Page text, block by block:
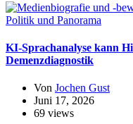
Politik und Panorama
KI-Sprachanalyse kann
Demenzdiagnostik
Von Jochen Gust
Juni 17, 2026
69 views